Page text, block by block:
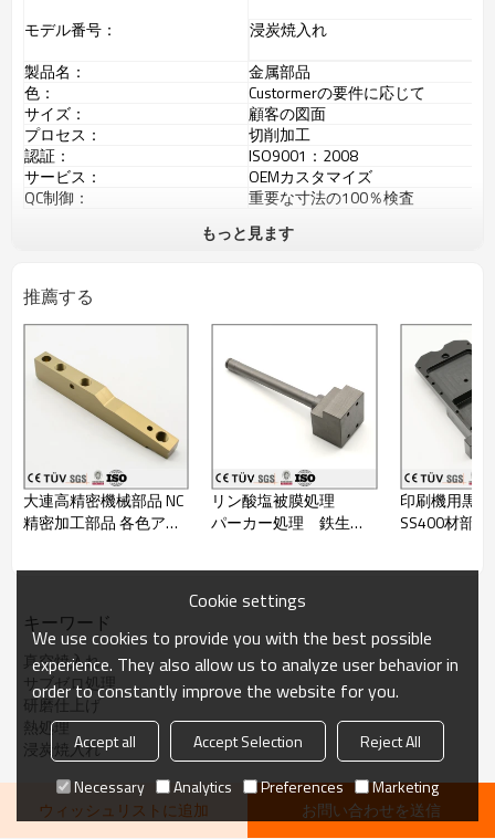
モデル番号：
浸炭焼入れ
製品名：
金属部品
色：
Custormerの要件に応じて
サイズ：
顧客の図面
プロセス：
切削加工
認証：
ISO9001：2008
サービス：
OEMカスタマイズ
QC制御：
重要な寸法の100％検査
パッケージの詳細
2、カートンに詰める。
3、カートンをシールするため
に接着テープを使用
納期
お支払い後30営業日以内に発送
（ご相談により）
製品説明
メイン事業
提供し、もっとお客様にサービ
造から、板金、プレス、溶接、
製造サービスを提供致します。
お客様は一つの案件のために、
足を棒にして加工できる所を探
せず、全面的に各お客様のご要
望に応じさせていただきます。
自動化設備部品、自動車生産ラ
イン設備部品、医療設備部品、
包装産業設備部品、食品加工機
械部品、搬送設備部品、エンジ
ン部品、船舶設備部品、ジグ、
もっと見ます
推薦する
大連高精密機械部品 NC
精密加工部品 各色アル
機用高精密機械部品
リン酸塩被膜処理
パーカー処理 鉄生地
処理 マシニングセン
印刷機用黒
SS400材部
なパーツ
キーワード
真空焼入れ
サブゼロ処理
研磨仕上げ
熱処理
浸炭焼入れ
ウィッシュリストに追加 お問い合わせを送信
Cookie settings
We use cookies to provide you with the best possible
experience. They also allow us to analyze user behavior in
order to constantly improve the website for you.
Accept all Accept Selection
Reject All
Necessary
Analytics Preferences Marketing